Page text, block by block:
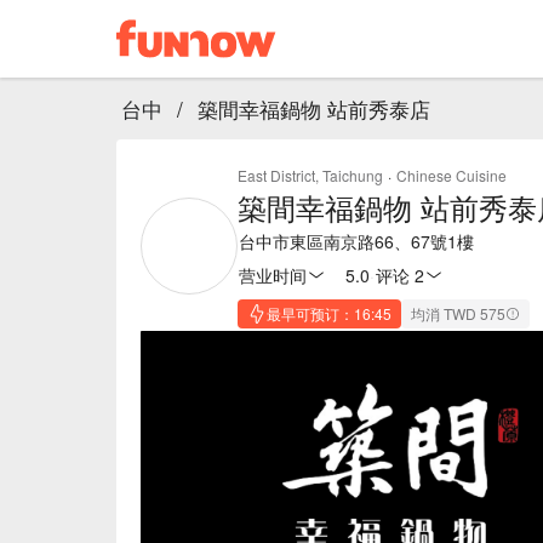
台中 / 築間幸福鍋物 站前秀泰店
East District, Taichung · Chinese Cuisine
築間幸福鍋物 站前秀
台中市東區南京路66、67號1樓
营业时间
5.0 评论 2
最早可预订：16:45 均消 TWD 575